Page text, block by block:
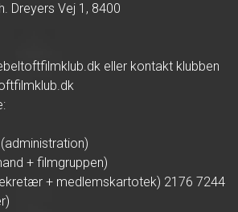
Dreyers Vej 1, 8400
eller kontakt klubben
+ filmgruppen)
+ medlemskartotek) 2176 7244